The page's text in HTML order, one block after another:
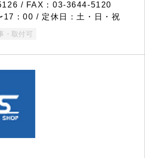
/ FAX：03-3644-5120
17：00 / 定休日：土・日・祝
・取付可